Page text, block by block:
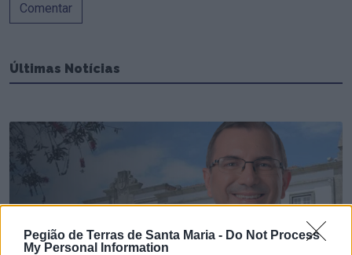
Pegião de Terras de Santa Maria - Do Not Process
My Personal Information
Comentar
Últimas Notícias